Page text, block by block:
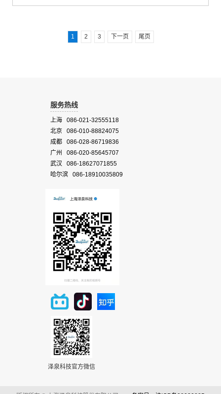
1
2 3 下一页 尾页
服务热线
上海 086-021-32555118
北京 086-010-88824075
成都 086-028-86719836
广州 086-020-85645707
武汉 086-18627071855
哈尔滨 086-18910035809
泽泉科技官方微信